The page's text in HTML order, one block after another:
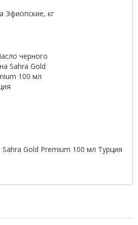
Эфиопские, кг
Gold Premium 100 мл Турция